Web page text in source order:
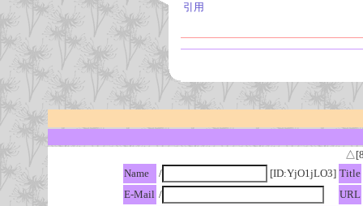
引用
Name
/ [ID:YjO1jLO3] Title
E-Mail /
URL